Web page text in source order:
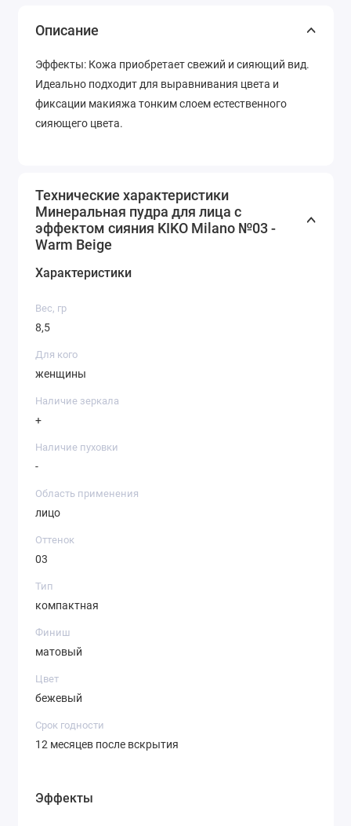
Описание
Эффекты: Кожа приобретает свежий и сияющий вид.
Идеально подходит для выравнивания цвета и
фиксации макияжа тонким слоем естественного
сияющего цвета.
Технические характеристики
Минеральная пудра для лица с
эффектом сияния KIKO Milano №03 -
Warm Beige
Характеристики
Вес, гр
8,5
Для кого
женщины
Наличие зеркала
+
Наличие пуховки
-
Область применения
лицо
Оттенок
03
Тип
компактная
Финиш
матовый
Цвет
бежевый
Срок годности
12 месяцев после вскрытия
Эффекты